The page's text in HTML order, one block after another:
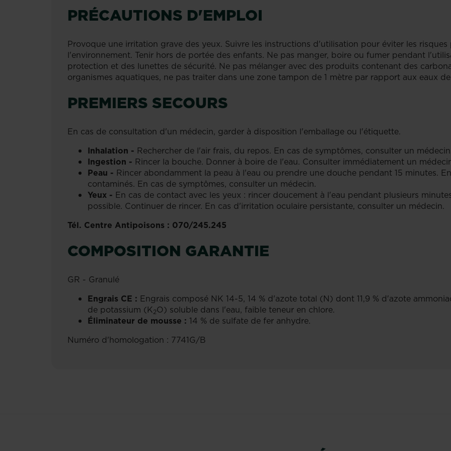
PRÉCAUTIONS D'EMPLOI
Provoque une irritation grave des yeux. Suivre les instructions d'utilisation pour éviter les
l'environnement. Tenir hors de portée des enfants. Ne pas manger, boire ou fumer pendant
protection et des lunettes de sécurité. Ne pas mélanger avec des produits contenant des
organismes aquatiques, ne pas traiter dans une zone tampon de 1 mètre par rapport aux eaux
PREMIERS SECOURS
En cas de consultation d'un médecin, garder à disposition l'emballage ou l'étiquette.
Inhalation - Rechercher de l'air frais, du repos. En cas de symptômes, consulter un
Ingestion - Rincer la bouche. Donner à boire de l'eau. Consulter immédiatement un
Peau - Rincer abondamment la peau à l'eau ou prendre une douche pendant 15 minutes.
contaminés. En cas de symptômes, consulter un médecin.
Yeux - En cas de contact avec les yeux : rincer doucement à l'eau pendant plusieurs
possible. Continuer de rincer. En cas d'irritation oculaire persistante, consulter un médecin.
Tél. Centre Antipoisons : 070/245.245
COMPOSITION GARANTIE
GR - Granulé
Engrais CE : Engrais composé NK 14-5, 14 % d'azote total (N) dont 11,9 % d'azote
de potassium (K2O) soluble dans l'eau, faible teneur en chlore.
Éliminateur de mousse : 14 % de sulfate de fer anhydre.
Numéro d'homologation : 7741G/B